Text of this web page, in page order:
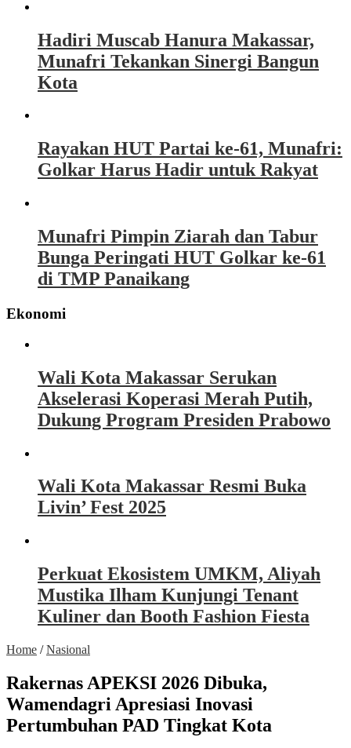
Hadiri Muscab Hanura Makassar,
Munafri Tekankan Sinergi Bangun
Kota
Rayakan HUT Partai ke-61, Munafri:
Golkar Harus Hadir untuk Rakyat
Munafri Pimpin Ziarah dan Tabur
Bunga Peringati HUT Golkar ke-61
di TMP Panaikang
Ekonomi
Wali Kota Makassar Serukan
Akselerasi Koperasi Merah Putih,
Dukung Program Presiden Prabowo
Wali Kota Makassar Resmi Buka
Livin’ Fest 2025
Perkuat Ekosistem UMKM, Aliyah
Mustika Ilham Kunjungi Tenant
Kuliner dan Booth Fashion Fiesta
Home /Nasional
Rakernas APEKSI 2026 Dibuka,
Wamendagri Apresiasi Inovasi
Pertumbuhan PAD Tingkat Kota